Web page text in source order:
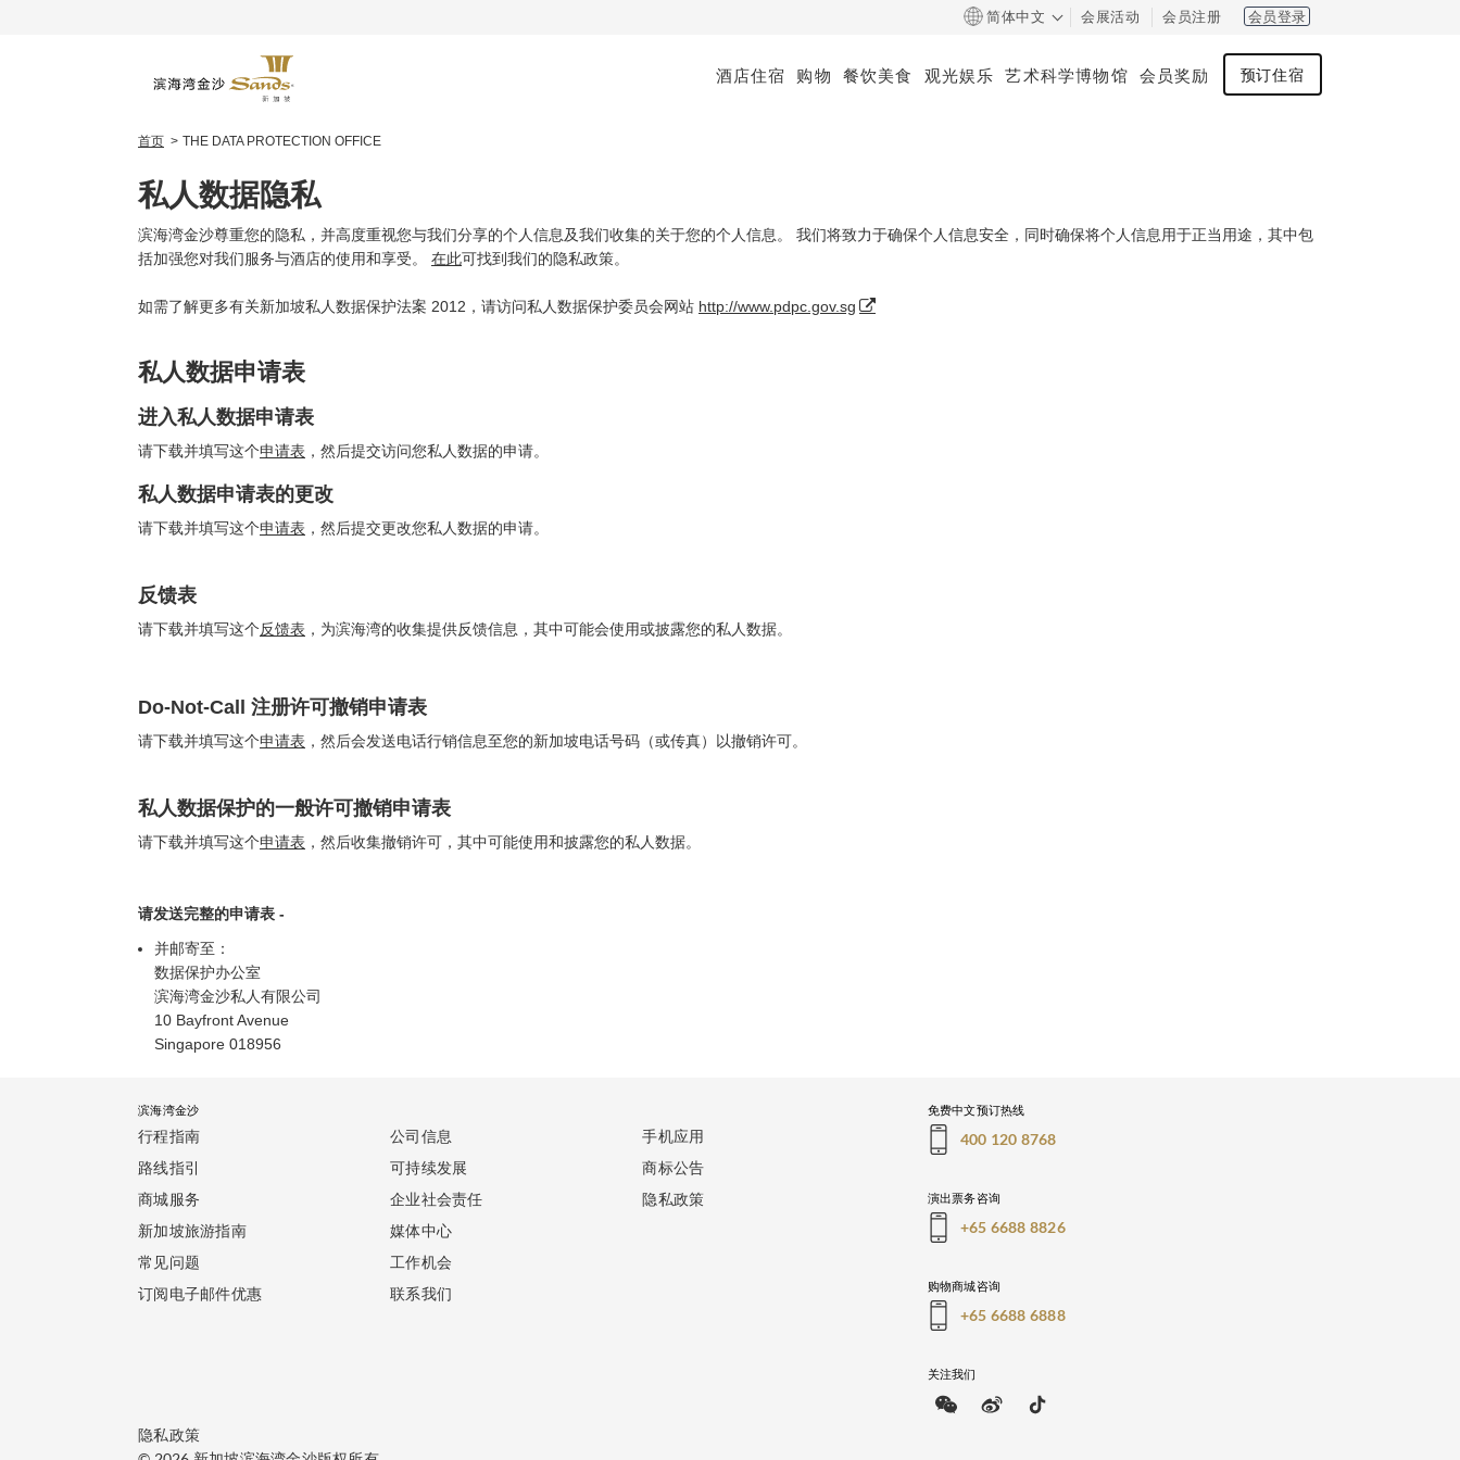
简体中文 会展活动 会员注册 会员登录
酒店住宿 购物 餐饮美食 观光娱乐 艺术科学博物馆 会员奖励 预订住宿
首页 THE DATA PROTECTION OFFICE
私人数据隐私
滨海湾金沙尊重您的隐私，并高度重视您与我们分享的个人信息及我们收集的关于您的个人信息。 我们将致力于确保个人信息安全，同时确保将个人信息用于正当用途，其中包
括加强您对我们服务与酒店的使用和享受。 在此可找到我们的隐私政策。
如需了解更多有关新加坡私人数据保护法案 2012，请访问私人数据保护委员会网站 http://www.pdpc.gov.sg
私人数据申请表
进入私人数据申请表
请下载并填写这个申请表 ，然后提交访问您私人数据的申请。
私人数据申请表的更改
请下载并填写这个申请表 ，然后提交更改您私人数据的申请。
反馈表
请下载并填写这个反馈表 ，为滨海湾的收集提供反馈信息，其中可能会使用或披露您的私人数据。
Do-Not-Call 注册许可撤销申请表
请下载并填写这个申请表 ，然后会发送电话行销信息至您的新加坡电话号码（或传真）以撤销许可。
私人数据保护的一般许可撤销申请表
请下载并填写这个申请表 ，然后收集撤销许可，其中可能使用和披露您的私人数据。
请发送完整的申请表 -
并邮寄至：
数据保护办公室
滨海湾金沙私人有限公司
10 Bayfront Avenue
Singapore 018956
滨海湾金沙
行程指南
路线指引
商城服务
新加坡旅游指南
常见问题
订阅电子邮件优惠
公司信息
可持续发展
企业社会责任
媒体中心
工作机会
联系我们
手机应用
商标公告
隐私政策
免费中文预订热线
400 120 8768
演出票务咨询
+65 6688 8826
购物商城咨询
+65 6688 6888
关注我们
隐私政策